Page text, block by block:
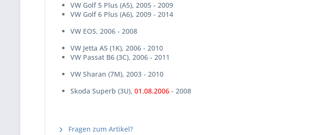
VW Golf 5 Plus (A5), 2005 - 2009
VW Golf 6 Plus (A6), 2009 - 2014
VW EOS, 2006 - 2008
VW Jetta A5 (1K), 2006 - 2010
VW Passat B6 (3C), 2006 - 2011
VW Sharan (7M), 2003 - 2010
Skoda Superb (3U), 01.08.2006 - 2008
Fragen zum Artikel?